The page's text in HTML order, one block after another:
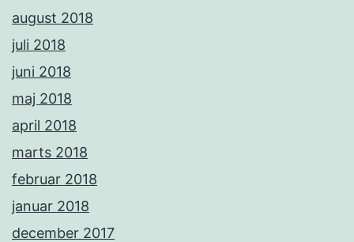
august 2018
juli 2018
juni 2018
maj 2018
april 2018
marts 2018
februar 2018
januar 2018
december 2017